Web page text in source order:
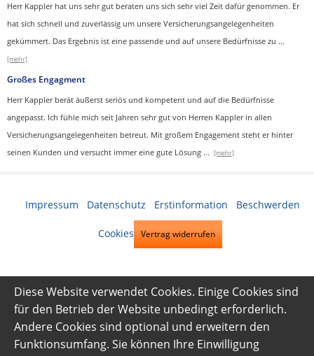
Herr Kappler hat uns sehr gut beraten uns sich sehr viel Zeit dafür genommen. Er
hat sich schnell und zuverlässig um unsere Versicherungsangelegenheiten
gekümmert. Das Ergebnis ist eine passende und auf unsere Bedürfnisse zu ...
[mehr]
Großes Engagment
Herr Kappler berät äußerst seriös und kompetent und auf die Bedürfnisse
angepasst. Ich fühle mich seit Jahren sehr gut von Herren Kappler in allen
Versicherungsangelegenheiten betreut. Mit großem Engagement steht er hinter
seinen Kunden und versucht immer eine gute Lösung ... [mehr]
Impressum Datenschutz Erstinformation Beschwerden
Cookies Vertrag widerrufen
Diese Website verwendet Cookies. Einige Cookies sind
für den Betrieb der Website unbedingt erforderlich.
Andere Cookies sind optional und erweitern den
Funktionsumfang. Sie können Ihre Einwilligung